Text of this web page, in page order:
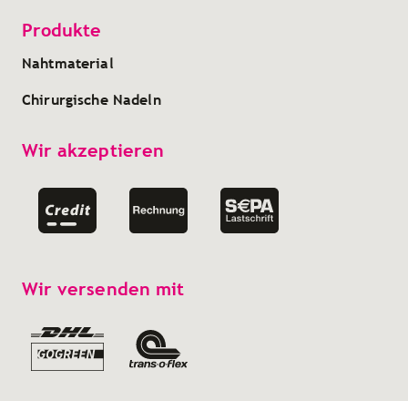
Produkte
Nahtmaterial
Chirurgische Nadeln
Wir akzeptieren
Wir versenden mit